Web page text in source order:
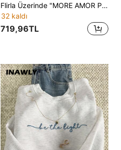
Flirla Üzerinde "MORE AMOR POR FAVOR" Sloganı Baskılı Büyük Beden Kadınlar İçin Yuvarlak Yaka Sweatshirt
32 kaldı
719,96TL